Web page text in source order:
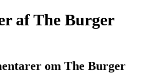
af The Burger
om The Burger